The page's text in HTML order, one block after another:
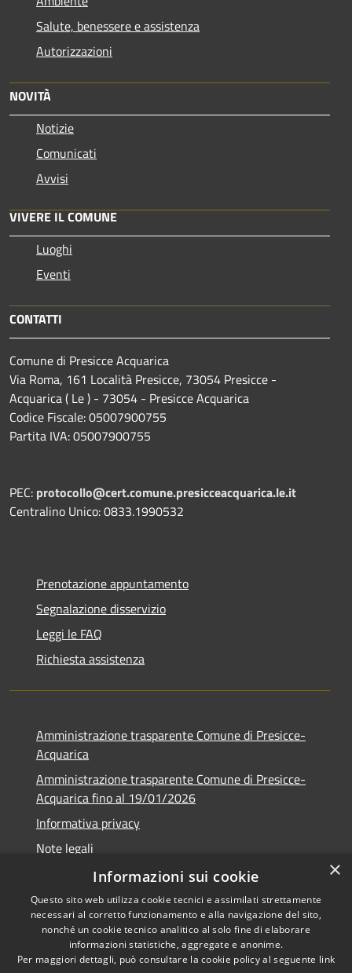
Salute, benessere e assistenza
Autorizzazioni
NOVITÀ
Notizie
Comunicati
Avvisi
VIVERE IL COMUNE
Luoghi
Eventi
CONTATTI
Comune di Presicce Acquarica
Via Roma, 161 Località Presicce, 73054 Presicce -
Acquarica ( Le ) - 73054 - Presicce Acquarica
Codice Fiscale: 05007900755
Partita IVA: 05007900755
PEC: protocollo@cert.comune.presicceacquarica.le.it
Centralino Unico: 0833.1990532
Prenotazione appuntamento
Segnalazione disservizio
Leggi le FAQ
Richiesta assistenza
Amministrazione trasparente Comune di Presicce-
Acquarica
Amministrazione trasparente Comune di Presicce-
Acquarica fino al 19/01/2026
Informativa privacy
Note legali
Dichiarazione di accessibilità
RSS
Copyright © 2026 • Comune di
×
Informazioni sui cookie
Questo sito web utilizza cookie tecnici e assimilati strettamente
necessari al corretto funzionamento e alla navigazione del sito,
nonché un cookie tecnico analitico al solo fine di elaborare
informazioni statistiche, aggregate e anonime.
Per maggiori dettagli, può consultare la cookie policy al seguente link